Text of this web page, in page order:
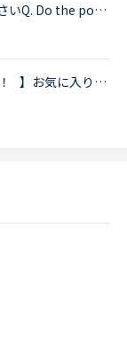
カランのステージ10の文章の意味を教えて下さいQ. Do the police store files on known criminals to help them fight crime?A. Yes, the police store files on known criminals to help them fight crimeという...
【解決しました。 ありがとうございました！！⠀】お気に入りに登録していた先生と一昨日までレッスンをしていたのですが、今日お気に入りのリストを確認したところ、リストにいませんでした。これはブロックされ...